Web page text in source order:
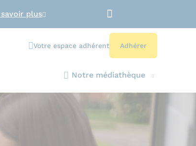
savoir plus
Votre espace adhérent Adhérer
Notre médiathèque